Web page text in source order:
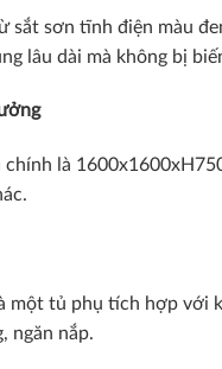
sắt sơn tĩnh điện màu
lâu dài mà không bị
là
một tủ phụ tích hợp với
ngăn nắp.